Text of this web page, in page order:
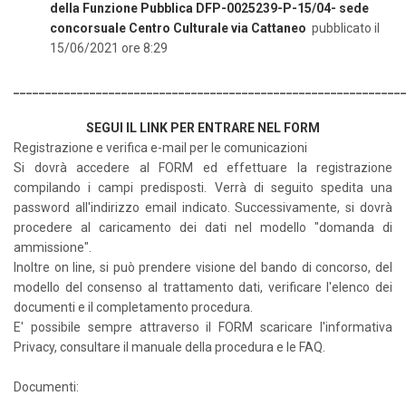
della Funzione Pubblica DFP-0025239-P-15/04- sede
concorsuale Centro Culturale via Cattaneo pubblicato il
15/06/2021 ore 8:29
SEGUI IL LINK PER ENTRARE NEL FORM
Registrazione e verifica e-mail per le comunicazioni
Si dovrà accedere al FORM ed effettuare la registrazione
compilando i campi predisposti. Verrà di seguito spedita una
password all'indirizzo email indicato. Successivamente, si dovrà
procedere al caricamento dei dati nel modello "domanda di
ammissione".
Inoltre on line, si può prendere visione del bando di concorso, del
modello del consenso al trattamento dati, verificare l'elenco dei
documenti e il completamento procedura.
E' possibile sempre attraverso il FORM scaricare l'informativa
Privacy, consultare il manuale della procedura e le FAQ.
Documenti: